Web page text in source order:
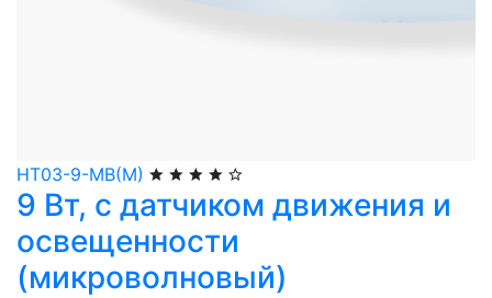
НТ03-9-МВ(М)
9 Вт, с датчиком движения и
освещенности
(микроволновый)